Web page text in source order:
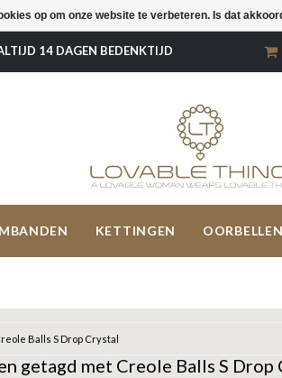
14 DAGEN BEDENKTIJD
KETTINGEN OORBELLEN
Balls S Drop Crystal
getagd met Creole Balls S Drop
op om onze website te verbeteren. Is dat